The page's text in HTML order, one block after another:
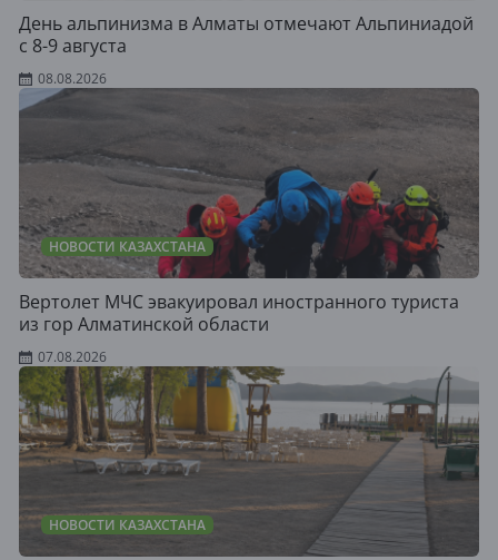
День альпинизма в Алматы отмечают Альпиниадой
с 8-9 августа
08.08.2026
НОВОСТИ КАЗАХСТАНА
Вертолет МЧС эвакуировал иностранного туриста
из гор Алматинской области
07.08.2026
НОВОСТИ КАЗАХСТАНА